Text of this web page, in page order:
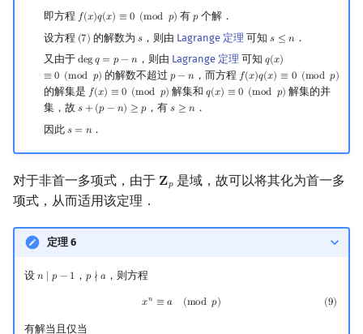
即方程 𝑓(𝑥)𝑞(𝑥) ≡ 0 (mod 𝑝)
f(x)q(x)≡ 0(modp) 有𝑝
p个解．
设方程 (7)
(7) 的解数为 𝑠
s，则由 Lagrange 定理 可知 𝑠 ≤ 𝑛
s≤n
．
又由于 deg𝑞 = 𝑝 − 𝑛
degq =p−n ，则由 Lagrange 定理 可知 𝑞(𝑥)
≡ 0 (mod 𝑝)
q(x)≡
的解数不超过 𝑝 − 𝑛
p −n ，而方程 𝑓(𝑥)𝑞(𝑥) ≡ 0 (mod 𝑝)
f(x)q(x)≡ 0(modp)
的解集是 𝑓(𝑥) ≡ 0 (mod 𝑝)
f(x)≡ 0(modp) 解集和𝑞(𝑥) ≡ 0 (mod 𝑝)
q(x) ≡0 (modp)
解集的并
集，故 𝑠 + (𝑝 − 𝑛) ≥ 𝑝
s+(p−n)≥ p ，有 𝑠 ≥ 𝑛
s≥n
．
因此 𝑠 = 𝑛
s=n ．
对于非首一多项式，由于 𝐙𝑝
Zp 是域，故可以将其化为首一多
项式，从而适用该定理．
定理 6
设 𝑛 ∣ 𝑝 − 1
n∣ p−1 ， 𝑝 ∤ 𝑎
p ∤ a ，则方程
𝑥𝑛 ≡ 𝑎 (mod 𝑝) (9)
(9 )x n≡ (mod p)
有解当且仅当